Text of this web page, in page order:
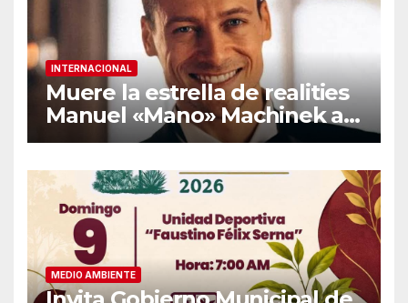
INTERNACIONAL
Muere la estrella de realities
Manuel «Mano» Machinek a
los 37 años
MEDIO AMBIENTE